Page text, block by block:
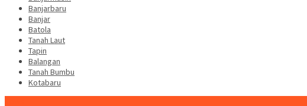
Banjarbaru
Banjar
Batola
Tanah Laut
Tapin
Balangan
Tanah Bumbu
Kotabaru